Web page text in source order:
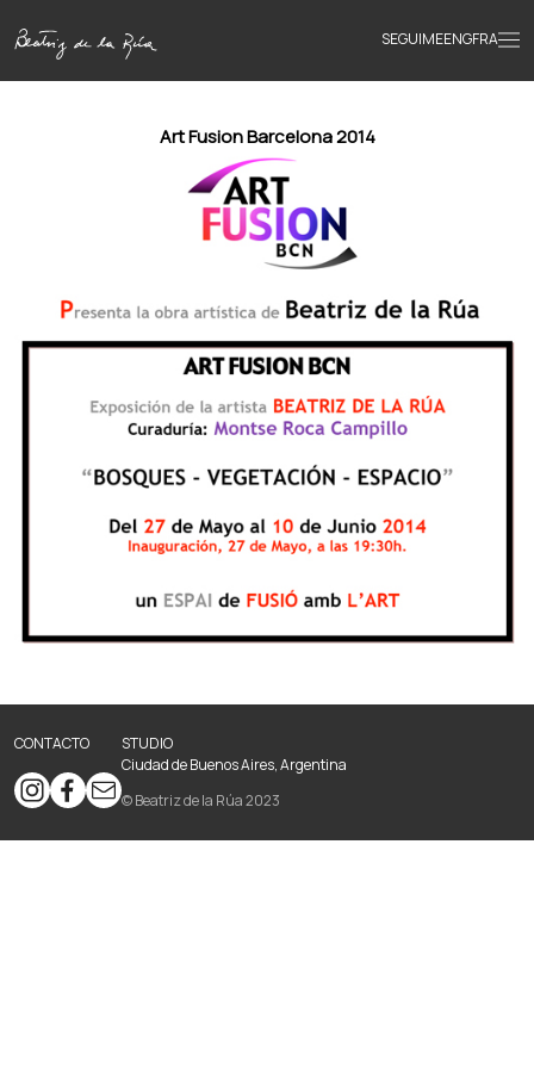
SEGUIMEENGFRA
Inicio
Obras
Textos
Biografía
Libros
Novedades
Art Fusion Barcelona 2014
CONTACTO
STUDIO
Ciudad de Buenos Aires, Argentina
© Beatriz de la Rúa 2023